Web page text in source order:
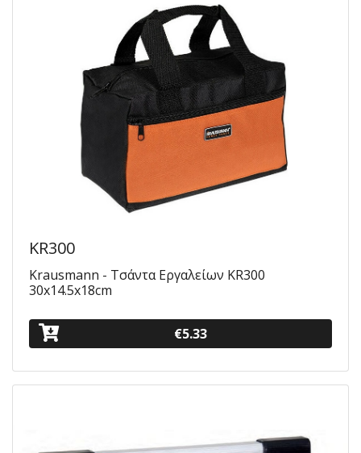
KR300
Krausmann - Τσάντα Εργαλείων KR300
30x14.5x18cm
€5.33